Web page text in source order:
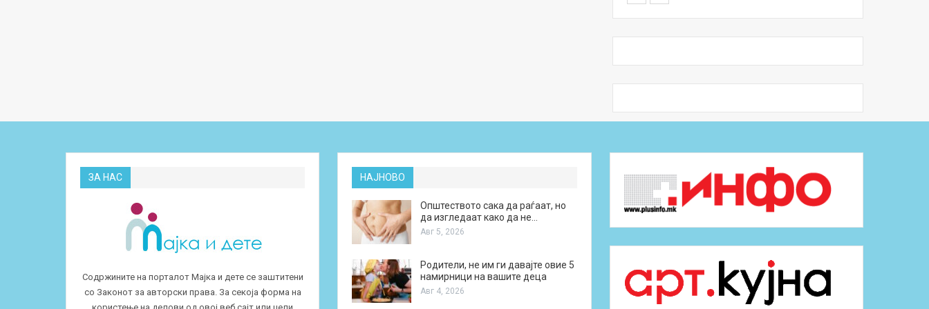
ЗА НАС
Содржините на порталот Мајка и дете се заштитени
со Законот за авторски права. За секоја форма на
НАЈНОВО
Општеството сака да раѓаат, но
да изгледаат како да не…
Авг 5, 2026
Родители, не им ги давајте овие 5
намирници на вашите деца
Авг 4, 2026